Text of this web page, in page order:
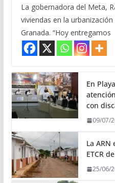
La gobernadora del Meta,
viviendas en la
Granada. “Hoy entregamos
En
con
09/07/
La ARN
ETCR
25/06/